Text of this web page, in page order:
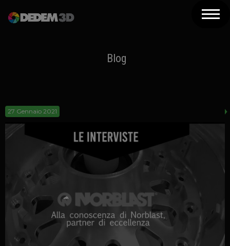
Assistenza
Newsletter
Blog
27 Gennaio 2021